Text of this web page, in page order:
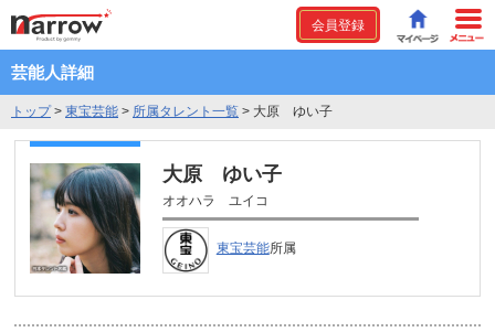
会員登録
芸能人詳細
トップ> 東宝芸能 > 所属タレント一覧 > 大原 ゆい子
大原 ゆい子
オオハラ ユイコ
東宝芸能所属